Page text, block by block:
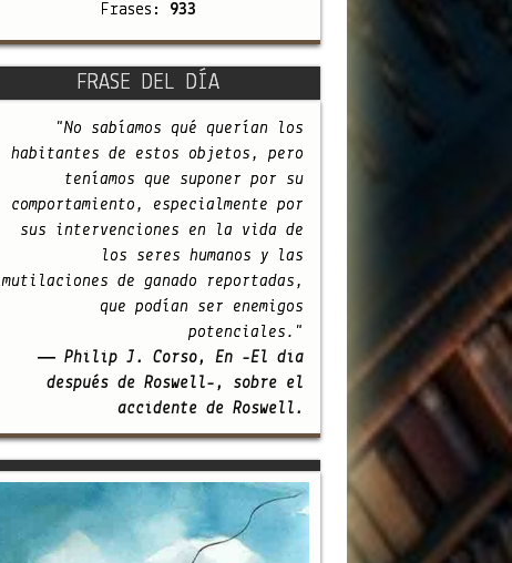
Frases: 933
FRASE DEL DÍA
"No sabíamos qué querían los
habitantes de estos objetos, pero
teníamos que suponer por su
comportamiento, especialmente por
sus intervenciones en la vida de
los seres humanos y las
mutilaciones de ganado reportadas,
que podían ser enemigos
potenciales."
— Philip J. Corso, En -El día
después de Roswell-, sobre el
accidente de Roswell.